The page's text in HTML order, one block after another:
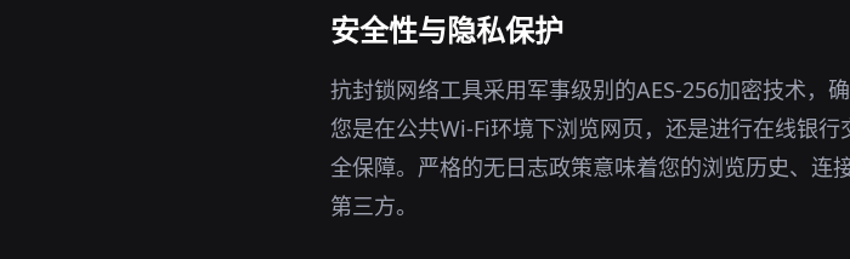
安全性与隐私保护
抗封锁网络工具采用军事级别的AES-256加密技术，
您是在公共Wi-Fi环境下浏览网页，还是进行在线银
全保障。严格的无日志政策意味着您的浏览历史、连
第三方。